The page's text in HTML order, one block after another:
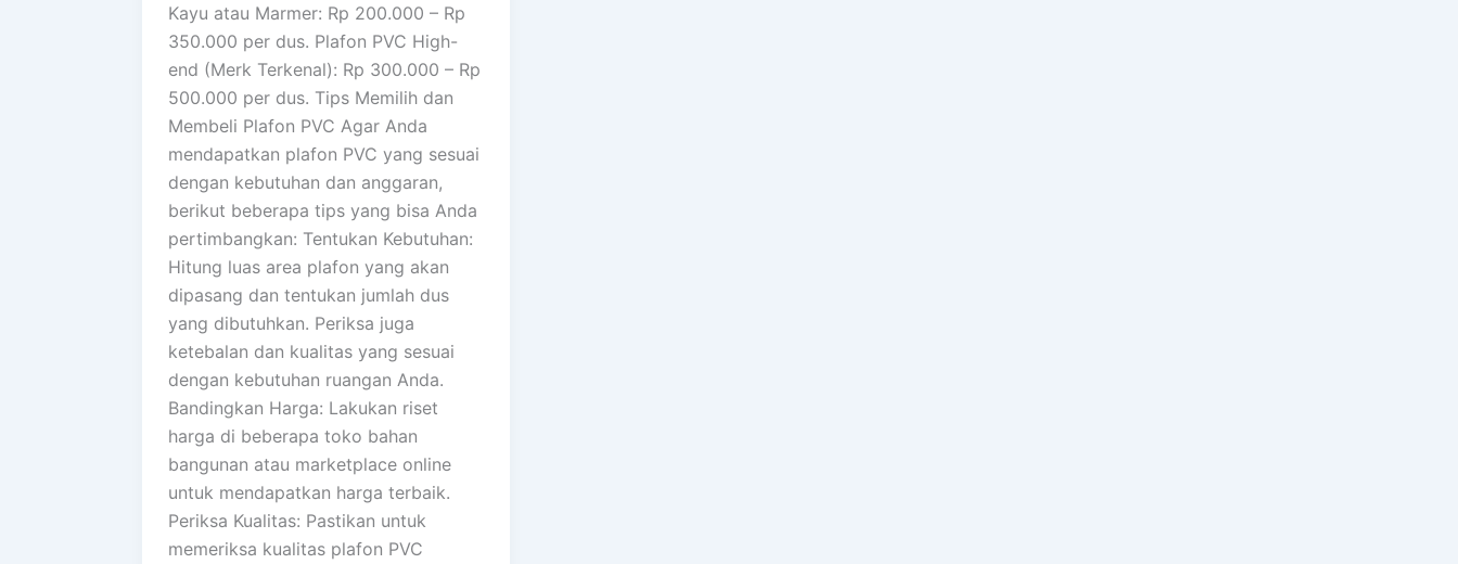
Kayu atau Marmer: Rp 200.000 – Rp
350.000 per dus. Plafon PVC High-
end (Merk Terkenal): Rp 300.000 – Rp
500.000 per dus. Tips Memilih dan
Membeli Plafon PVC Agar Anda
mendapatkan plafon PVC yang sesuai
dengan kebutuhan dan anggaran,
berikut beberapa tips yang bisa Anda
pertimbangkan: Tentukan Kebutuhan:
Hitung luas area plafon yang akan
dipasang dan tentukan jumlah dus
yang dibutuhkan. Periksa juga
ketebalan dan kualitas yang sesuai
dengan kebutuhan ruangan Anda.
Bandingkan Harga: Lakukan riset
harga di beberapa toko bahan
bangunan atau marketplace online
untuk mendapatkan harga terbaik.
Periksa Kualitas: Pastikan untuk
memeriksa kualitas plafon PVC